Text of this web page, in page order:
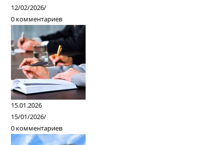
12/02/2026/
0 комментариев
15.01.2026
15/01/2026/
0 комментариев